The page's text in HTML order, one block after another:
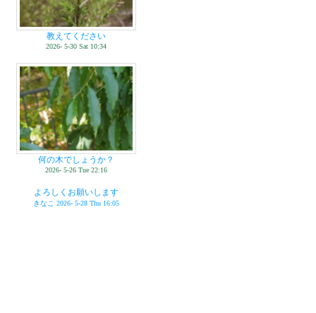
教えてください
2026- 5-30 Sat 10:34
何の木でしょうか？
2026- 5-26 Tue 22:16
よろしくお願いします
きなこ 2026- 5-28 Thu 16:05